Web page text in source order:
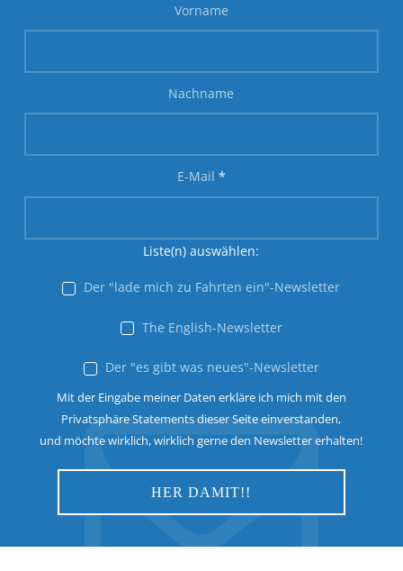
Vorname
Nachname
E-Mail *
Liste(n) auswählen:
Der "lade mich zu Fahrten ein"-Newsletter
The English-Newsletter
Der "es gibt was neues"-Newsletter
Mit der Eingabe meiner Daten erkläre ich mich mit den
Privatsphäre Statements dieser Seite einverstanden,
und möchte wirklich, wirklich gerne den Newsletter erhalten!